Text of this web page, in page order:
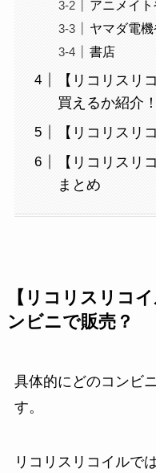
アニメイ
ヤマダ電
書店
【リコリスリ
買えるか紹介！
【リコリスリ
【リコリスリ
まとめ
【リコリスリコ
ンビニで販売？
具体的にどのコンビ
す。
リコリスリコイルで